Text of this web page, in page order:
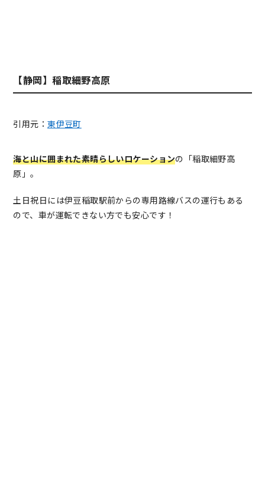
【静岡】稲取細野高原
引用元：東伊豆町
海と山に囲まれた素晴らしいロケーションの「稲取細野高
原」。
土日祝日には伊豆稲取駅前からの専用路線バスの運行もある
ので、車が運転できない方でも安心です！